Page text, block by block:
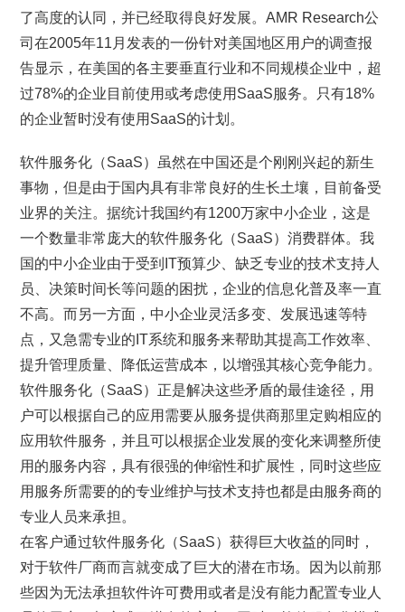
了高度的认同，并已经取得良好发展。AMR Research公
司在2005年11月发表的一份针对美国地区用户的调查报
告显示，在美国的各主要垂直行业和不同规模企业中，超
过78%的企业目前使用或考虑使用SaaS服务。只有18%
的企业暂时没有使用SaaS的计划。
软件服务化（SaaS）虽然在中国还是个刚刚兴起的新生
事物，但是由于国内具有非常良好的生长土壤，目前备受
业界的关注。据统计我国约有1200万家中小企业，这是
一个数量非常庞大的软件服务化（SaaS）消费群体。我
国的中小企业由于受到IT预算少、缺乏专业的技术支持人
员、决策时间长等问题的困扰，企业的信息化普及率一直
不高。而另一方面，中小企业灵活多变、发展迅速等特
点，又急需专业的IT系统和服务来帮助其提高工作效率、
提升管理质量、降低运营成本，以增强其核心竞争能力。
软件服务化（SaaS）正是解决这些矛盾的最佳途径，用
户可以根据自己的应用需要从服务提供商那里定购相应的
应用软件服务，并且可以根据企业发展的变化来调整所使
用的服务内容，具有很强的伸缩性和扩展性，同时这些应
用服务所需要的的专业维护与技术支持也都是由服务商的
专业人员来承担。
在客户通过软件服务化（SaaS）获得巨大收益的同时，
对于软件厂商而言就变成了巨大的潜在市场。因为以前那
些因为无法承担软件许可费用或者是没有能力配置专业人